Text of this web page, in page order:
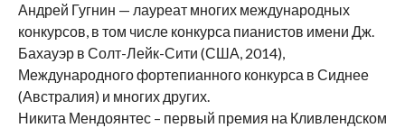
Андрей Гугнин — лауреат многих международных
конкурсов, в том числе конкурса пианистов имени Дж.
Бахауэр в Солт-Лейк-Сити (США, 2014),
Международного фортепианного конкурса в Сиднее
(Австралия) и многих других.
Никита Мендоянтес – первый премия на Кливлендском